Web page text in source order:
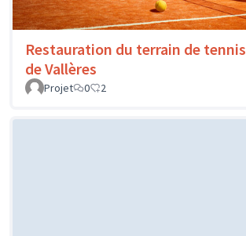
Restauration du terrain de tennis
de Vallères
Projet
0 2